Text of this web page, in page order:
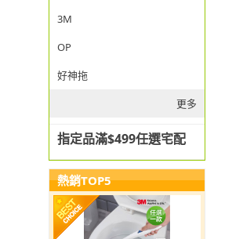
3M
OP
好神拖
更多
指定品滿$499任選宅配
熱銷TOP5